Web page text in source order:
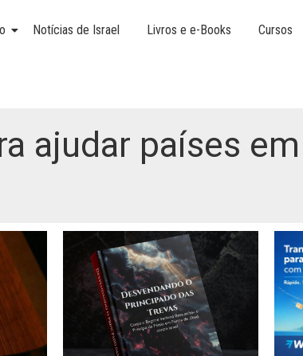
Notícias de Israel Livros e e-Books Cursos
ajudar países em